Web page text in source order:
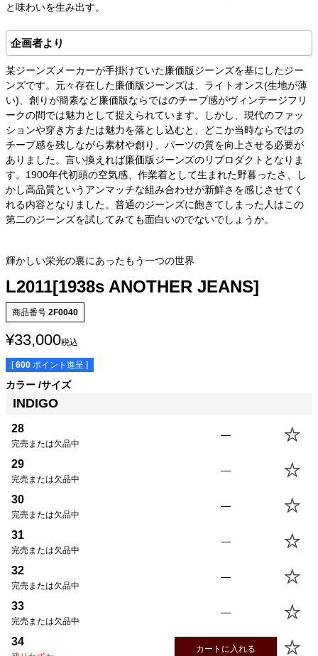
と味わいを生み出す。
企画者より
某ジーンズメーカーが手掛けていた廉価版ジーンズを基にしたジー
ンズです。元々存在した廉価版ジーンズは、ライトオンス(生地が薄
い)、創りが簡素など廉価版ならではのチープ感がヴィンテージフリ
ークの間では魅力として捉えられています。しかし、現代のファッ
ションや穿き方または魅力を落とし込むと、どこか当時ならではの
チープ感を残しながら素材や創り、パーツの質を向上させる必要が
ありました。言い換えれば廉価版ジーンズのリプロダクトとなりま
す。1900年代初頭の空気感、作業着として生まれた野暮ったさ、し
かし高品質というアンマッチな組み合わせが新鮮さを感じさせてく
れる内容となりました。普通のジーンズに飽きてしまった人はこの
第二のジーンズを試してみても面白いのでないでしょうか。
サイズ
28
86.0cm 75.0cm
29
30
86.0cm 80.0cm
31
32
86.0cm 85.0cm
34
86.0cm
38
輝かしい栄光の裏にあったもう一つの世界
L2011[1938s ANOTHER JEANS]
商品番号 2F0040
¥33,000税込
[ 600 ポイント進呈 ]
カラー サイズ
INDIGO
28
完売または欠品中
—
29
完売または欠品中
—
30
完売または欠品中
—
31
完売または欠品中
—
32
完売または欠品中
—
33
完売または欠品中
—
34
カートに入れる